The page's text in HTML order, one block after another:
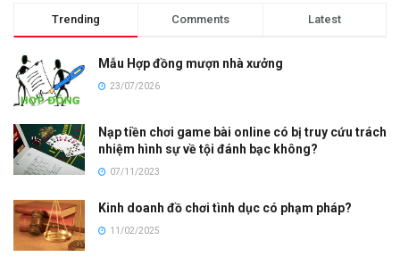
Trending Comments Latest
Mẫu Hợp đồng mượn nhà xưởng
23/07/2026
Nạp tiền chơi game bài online có bị truy cứu trách
nhiệm hình sự về tội đánh bạc không?
07/11/2023
Kinh doanh đồ chơi tình dục có phạm pháp?
11/02/2025